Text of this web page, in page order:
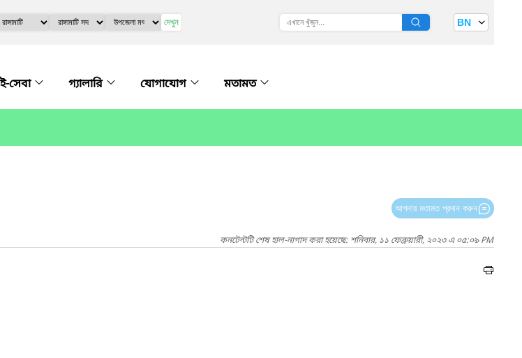
দেখুন BN
ই-সেবা গ্যালারি যোগাযোগ মতামত
আপনার মতামত প্রদান করুন
কনটেন্টটি শেষ হাল-নাগাদ করা হয়েছে: শনিবার, ১১ ফেব্রুয়ারী, ২০২৩ এ ০৫:০৯ PM